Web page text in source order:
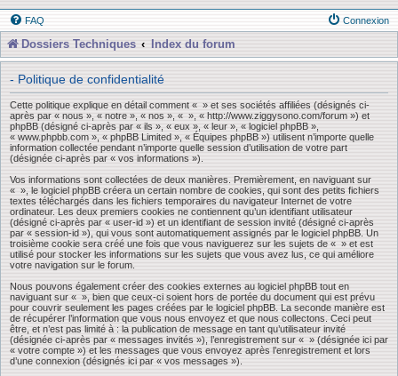
FAQ Connexion
Dossiers Techniques Index du forum
- Politique de confidentialité
Cette politique explique en détail comment « » et ses sociétés affiliées (désignés ci-
après par « nous », « notre », « nos », « », « http://www.ziggysono.com/forum ») et
phpBB (désigné ci-après par « ils », « eux », « leur », « logiciel phpBB »,
« www.phpbb.com », « phpBB Limited », « Équipes phpBB ») utilisent n’importe quelle
information collectée pendant n’importe quelle session d’utilisation de votre part
(désignée ci-après par « vos informations »).
Vos informations sont collectées de deux manières. Premièrement, en naviguant sur
« », le logiciel phpBB créera un certain nombre de cookies, qui sont des petits fichiers
textes téléchargés dans les fichiers temporaires du navigateur Internet de votre
ordinateur. Les deux premiers cookies ne contiennent qu’un identifiant utilisateur
(désigné ci-après par « user-id ») et un identifiant de session invité (désigné ci-après
par « session-id »), qui vous sont automatiquement assignés par le logiciel phpBB. Un
troisième cookie sera créé une fois que vous naviguerez sur les sujets de « » et est
utilisé pour stocker les informations sur les sujets que vous avez lus, ce qui améliore
votre navigation sur le forum.
Nous pouvons également créer des cookies externes au logiciel phpBB tout en
naviguant sur « », bien que ceux-ci soient hors de portée du document qui est prévu
pour couvrir seulement les pages créées par le logiciel phpBB. La seconde manière est
de récupérer l’information que vous nous envoyez et que nous collectons. Ceci peut
être, et n’est pas limité à : la publication de message en tant qu’utilisateur invité
(désignée ci-après par « messages invités »), l’enregistrement sur « » (désignée ici par
« votre compte ») et les messages que vous envoyez après l’enregistrement et lors
d’une connexion (désignés ici par « vos messages »).